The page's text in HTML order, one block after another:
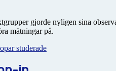
gjorde nyligen sina
mätningar på.
studerade